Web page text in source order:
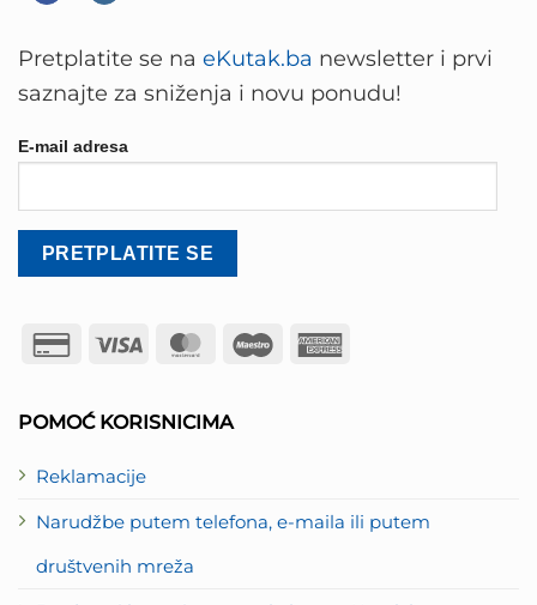
POMOĆ KORISNICIMA
Reklamacije
Narudžbe putem telefona, e-maila ili putem
društvenih mreža
Pretplatite se na eKutak.ba newsletter i prvi
saznajte za sniženja i novu ponudu!
E-mail adresa
Credit
Visa MasterCard
Maestro